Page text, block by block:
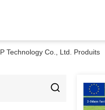
Technology Co., Ltd. Produits